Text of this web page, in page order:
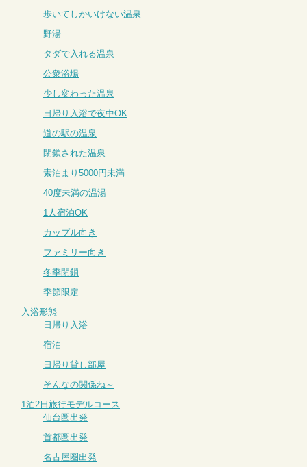
歩いてしかいけない温泉
野湯
タダで入れる温泉
公衆浴場
少し変わった温泉
日帰り入浴で夜中OK
道の駅の温泉
閉鎖された温泉
素泊まり5000円未満
40度未満の温湯
1人宿泊OK
カップル向き
ファミリー向き
冬季閉鎖
季節限定
入浴形態
日帰り入浴
宿泊
日帰り貸し部屋
そんなの関係ね～
1泊2日旅行モデルコース
仙台圏出発
首都圏出発
名古屋圏出発